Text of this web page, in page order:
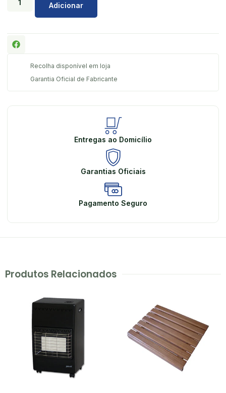
Adicionar
Recolha disponível em loja
Garantia Oficial de Fabricante
Entregas ao Domicílio
Garantias Oficiais
Pagamento Seguro
Produtos Relacionados